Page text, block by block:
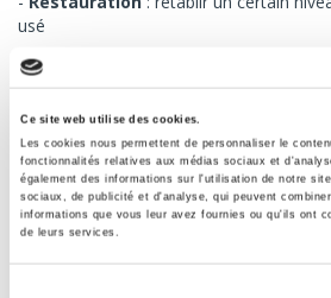
Ce site web utilise des cookies.
Les cookies nous permettent de personnaliser le
fonctionnalités relatives aux médias sociaux et
également des informations sur l'utilisation de notre
sociaux, de publicité et d'analyse, qui peuvent
informations que vous leur avez fournies ou qu'ils ont
de leurs services.
usé
La revalorisation des retours
puisqu’une nouvelle valeur est accordée
En effet, la logistique inverse accélère la
produit (traitements accélérés) ou le
recyclage.
Maîtriser les coûts de la
inverse